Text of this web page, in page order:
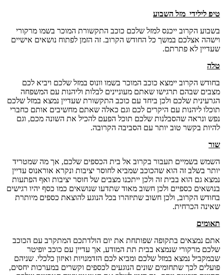
טיפ לילידי מזל השבוע
בשבוע הקרוב ייכנס למזל שלכם כוכב התקשורת המוכר בשמו מרקורי
וישהה אצלכם במשך כל החודש הקרוב. זה הזמן לפתוח נושאים אישיים
שעדיין לא פתרתם.
טלה
בחודש הקרוב יימצא כוכב המוכר בשמו וונוס במזל שלכם ויביא לכם
מצבים שבהם תרגישו שאתם מעוניינים לבלות וליהנות עם המשפחה
הגרעינית שלכם ולכן ביחד עם כוכב התקשורת שעדיין נמצא במזל שלכם
תוכלו ליהנות עם היקרים לכם וגם כאלה שאתם מחשיבים אותם כחברי
נפש ונראה שהסבלנות שלכם תוכל הפעם להכיל את השונה מכם, וגם
להיות בקשר טוב יותר עם הסביבה הקרובה.
שור
השמש בשמיים תעבור בקרוב אל בית הכספים שלכם, אך מה שמטריד
יותר בשלב זה הוא שהכוכב שמביא לחוסר יציבות ונקרא אוראנוס עדיין
נמצא גם הוא בבית זה ולכן ייתכנו מצבים של חוסר יציבות ואף הפתעות
בנושאים כספיים ולכן חשוב מאוד שתדעו שנושאים כמו כסף יהיו רגישים
בחודש הקרוב, ולכן חשוב שתיזהרו בכל הנוגע להוצאת כספים מיותרת
שאינה הכרחית.
תאומים
אתם נמצאים בתקופה שפותחת את יום הולדתכם המתקרב עם הכוכב
שלכם מרקורי שנמצא בבית תת המודע, אך עדיין עם כוכב יופיטר
שבמקביל נמצא במזל שלכם ומביא לכם הזדמנויות ואיזון כלכלי. שניהם
פועלים לכך שתחומים שונים הנוגעים לכספים וקשרים במערכות יחסים,